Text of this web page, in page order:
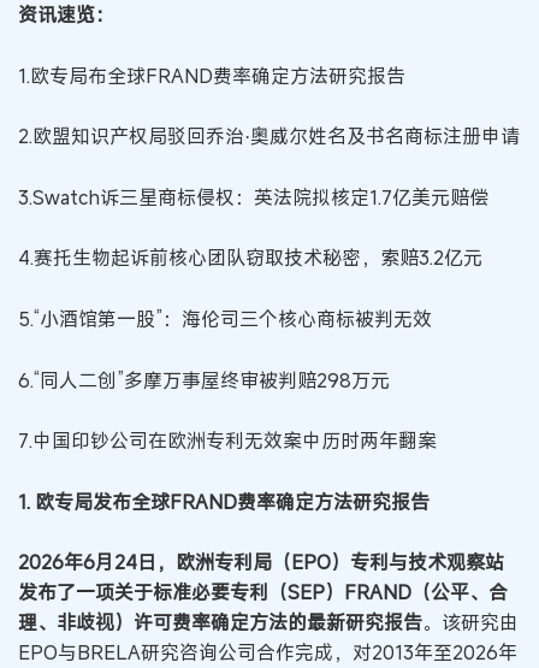
资讯速览：
1.欧专局布全球FRAND费率确定方法研究报告
2.欧盟知识产权局驳回乔治·奥威尔姓名及书名商标注册申请
3.Swatch诉三星商标侵权：英法院拟核定1.7亿美元赔偿
4.赛托生物起诉前核心团队窃取技术秘密，索赔3.2亿元
5.“小酒馆第一股”：海伦司三个核心商标被判无效
6.“同人二创”多摩万事屋终审被判赔298万元
7.中国印钞公司在欧洲专利无效案中历时两年翻案
1. 欧专局发布全球FRAND费率确定方法研究报告
2026年6月24日，欧洲专利局（EPO）专利与技术观察站
发布了一项关于标准必要专利（SEP）FRAND（公平、合
理、非歧视）许可费率确定方法的最新研究报告。该研究由
EPO与BRELA研究咨询公司合作完成，对2013年至2026年